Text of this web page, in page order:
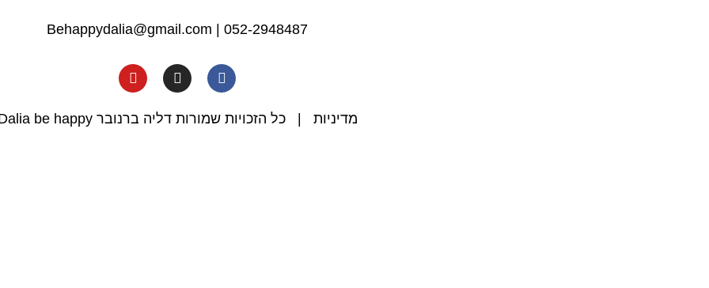
Behappydalia@gmail.com 052-2948487
מדיניות | כל הזכויות שמורות דליה ברנובר Dalia be happy